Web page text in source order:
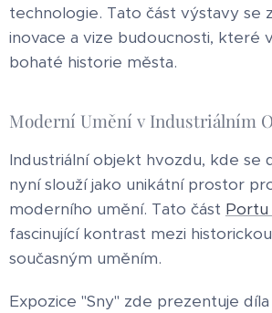
technologie. Tato část výstavy se
inovace a vize budoucnosti, které
bohaté historie města.
Moderní Umění v Industriálním
Industriální objekt hvozdu, kde se
nyní slouží jako unikátní prostor
moderního umění. Tato část Portu
fascinující kontrast mezi
současným uměním.
Expozice "Sny" zde prezentuje díla